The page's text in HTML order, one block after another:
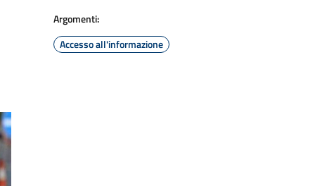
Argomenti:
Accesso all'informazione